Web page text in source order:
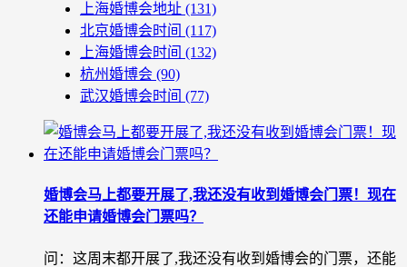
上海婚博会地址 (131)
北京婚博会时间 (117)
上海婚博会时间 (132)
杭州婚博会 (90)
武汉婚博会时间 (77)
婚博会马上都要开展了,我还没有收到婚博会门票！现在
还能申请婚博会门票吗？
问：这周末都开展了,我还没有收到婚博会的门票，还能